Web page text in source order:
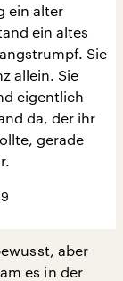
ein alter
ein altes
Sie
allein. Sie
eigentlich
da, der ihr
gerade
aber
es in der